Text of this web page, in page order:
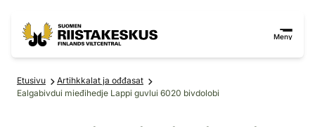
Meny
Etusivu
Artihkkalat ja ođđasat
Ealgabivdui mieđihedje Lappi guvlui 6020 bivdolobi